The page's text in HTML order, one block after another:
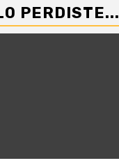
PERDISTE...